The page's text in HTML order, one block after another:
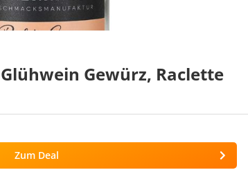
Gewürz, Raclette
Zum Deal